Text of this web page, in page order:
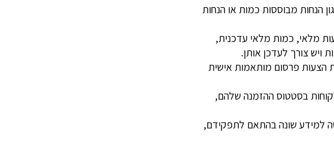
הנחות מבוססות כמות או הנחות
מלאי, כמות מלאי עדכנית,
ויש צורך לעדכן אותן.
הצעות פרסום מותאמות אישית
בסטטוס ההזמנה שלהם,
למידע שונה בהתאם לתפקידם,